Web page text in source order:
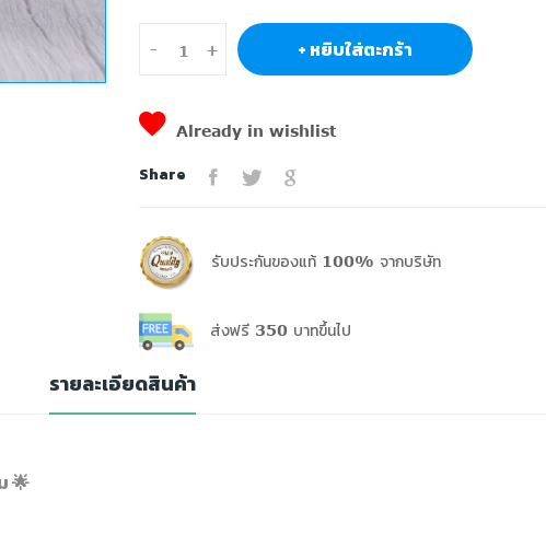
- + + หยิบใส่ตะกร้า
Already in wishlist
Share
รับประกันของแท้ 100% จากบริษัท
ส่งฟรี 350 บาทขึ้นไป
รายละเอียดสินค้า
🌟